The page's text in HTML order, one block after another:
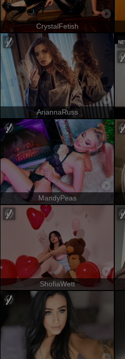
CrystalFetish
AriannaRuss
MandyPeas
ShofiaWett